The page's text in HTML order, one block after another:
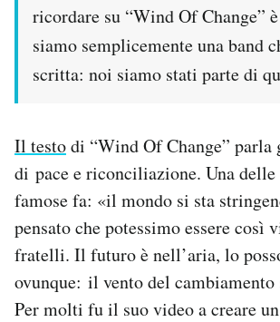
ricordare su “Wind Of Change”
siamo semplicemente una band
scritta: noi siamo stati parte di
Il testodi “Wind Of Change” parla
di pace e riconciliazione. Una
famose fa: «il mondo si sta
pensato che potessimo essere così
fratelli. Il futuro è nell’aria, lo
ovunque: il vento del cambiamento
Per molti fu il suo video a creare